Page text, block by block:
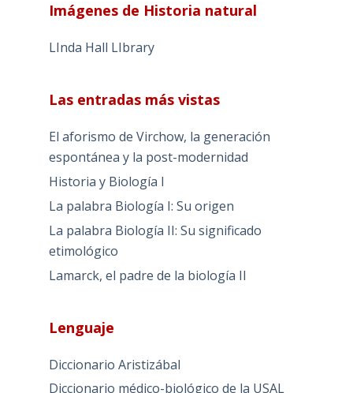
Imágenes de Historia natural
LInda Hall LIbrary
Las entradas más vistas
El aforismo de Virchow, la generación
espontánea y la post-modernidad
Historia y Biología I
La palabra Biología I: Su origen
La palabra Biología II: Su significado
etimológico
Lamarck, el padre de la biología II
Lenguaje
Diccionario Aristizábal
Diccionario médico-biológico de la USAL